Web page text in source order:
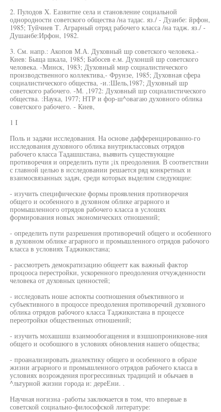
2. Пулодов X. Еазвитие села и становление социальной
однородности советского общества /на тадас. яз./ - Дуанбе: йрфон,
1985; Туйчиев Т. Аграрный отряд рабочего класса /на тадж. яз./ -
Душанбе:Ирфон, 1982.
3. См. напр.: Акопов М.А. Духовный шр советского человека.-
Киев: Быща шкала, 1985; Бабосев е.м. Духоншй шр советского
человека. -Минск, 1983; Духовный мир социалистического
производственного коллектива,- Фрунзе, 1985; Духовная сфера
социалистического общества, -и.:Шель,1987; Духовный шр
советского рабочего. -М. ,1972: Духовный шр социалистического
общества. :Наука, 1977; НТР и фор-ш^овагаю духовного облика
советского рабочего. - Киев,
1 I
Поль и задачи исследования. На основе дафференцированно-го
исследования духовного облика внутриклассовых отрядов
рабочего класса Тадашшстана, выявить существующие
противоречия и определить пути ¡ix преодоления. В соответствии
с главной целью в исследовании решается ряд конкретных и
взаимосвязанных задач, среди которых выделим следующие:
- изучить специфические формы проявления противоречия
общего и особенного в духовном облике аграрного и
промышленного отрядов рабочего класса в услошях
формирования новых экономических отношений;
- определить пути разрешения противоречий общего и особенного
в духовном облике аграрного и промышленного отрядов рабочого
класса в условиях Таджикистана;
- рассмотреть демократизацию общеетт как важный фактор
процооса перестройки, ускоренного преодоления отчужденности
человека от духовных ценностей;
- исследовать ноше аспокты соотношения объективного и
субъективного в процоссе преодоления противоречий духовного
облика отрядов рабочого класса Таджикистана в процессе
переотройки общественных отношений;
- изучить мохашшш взаимообогащения и взшшопроникнове-ния
общего и особошюго в условиях обновления нашего общества;
- проанализировать диалектику общего и особенного в образе
жизни аграрного и промышленного отрядов рабочего класса в
условиях возрождения прогрессивных традиций и обычаев в
^льтурной жизни города и: дереЕни. .
Научная ногизна -работы заключается в том, что впервые в
советской социально-философской литературе: